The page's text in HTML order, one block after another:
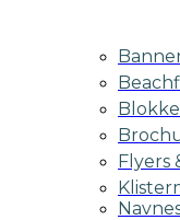
Blokke
Flyers